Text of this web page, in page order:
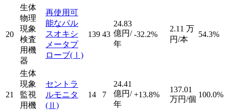
20
生体
物理
現象
検査
用機
器
再使用可
能なパル
スオキシ
メータプ
ローブ(Ⅰ)
139 43
24.83
億円/
年
-32.2%
2.11 万
円/本
54.3%
21
生体
現象
監視
用機
セントラ
ルモニタ
(Ⅱ)
14 7
24.41
億円/
年
+13.8%
137.01
万円/個
100.0%